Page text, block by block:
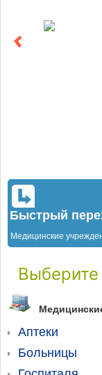
Быстрый
Медицинские
Аптеки
Больницы